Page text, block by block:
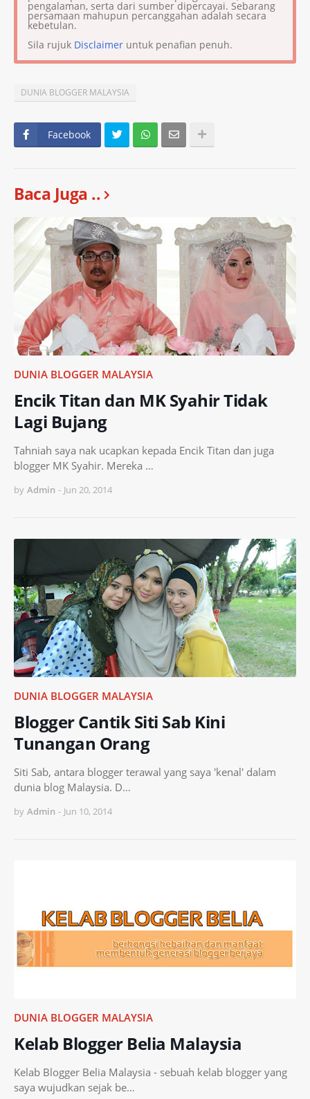
pengalaman, serta dari sumber dipercayai. Sebarang
persamaan mahupun percanggahan adalah secara
kebetulan.
Sila rujuk Disclaimer untuk penafian penuh.
DUNIA BLOGGER MALAYSIA
Facebook
Baca Juga ..
DUNIA BLOGGER MALAYSIA
Encik Titan dan MK Syahir Tidak
Lagi Bujang
Tahniah saya nak ucapkan kepada Encik Titan dan juga
blogger MK Syahir. Mereka …
by Admin - Jun 20, 2014
DUNIA BLOGGER MALAYSIA
Blogger Cantik Siti Sab Kini
Tunangan Orang
Siti Sab, antara blogger terawal yang saya 'kenal' dalam
dunia blog Malaysia. D…
by Admin - Jun 10, 2014
DUNIA BLOGGER MALAYSIA
Kelab Blogger Belia Malaysia
Kelab Blogger Belia Malaysia - sebuah kelab blogger yang
saya wujudkan sejak be…